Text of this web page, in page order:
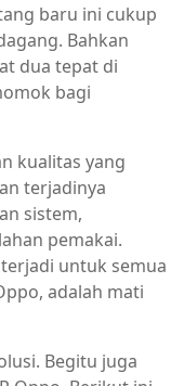
baru ini cukup
Bahkan
dua tepat di
bagi
kualitas yang
terjadinya
sistem,
pemakai.
untuk semua
adalah mati
Begitu juga